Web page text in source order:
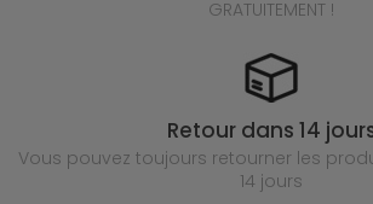
GRATUITEMENT !
Retour dans 14
Vous pouvez toujours retourner les
14 jours